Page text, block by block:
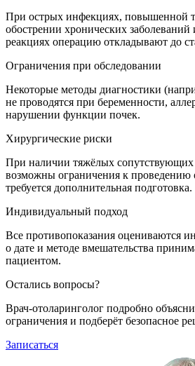
При острых инфекциях, повышенной
обострении хронических заболеваний
реакциях операцию откладывают до
Ограничения при обследовании
Некоторые методы диагностики
не проводятся при беременности,
нарушении функции почек.
Хирургические риски
При наличии тяжёлых сопутствующих
возможны ограничения к проведению
требуется дополнительная подготовка.
Индивидуальный подход
Все противопоказания оцениваются
о дате и методе вмешательства
пациентом.
Остались вопросы?
Врач-отоларинголог подробно
ограничения и подберёт безопасное
Записаться